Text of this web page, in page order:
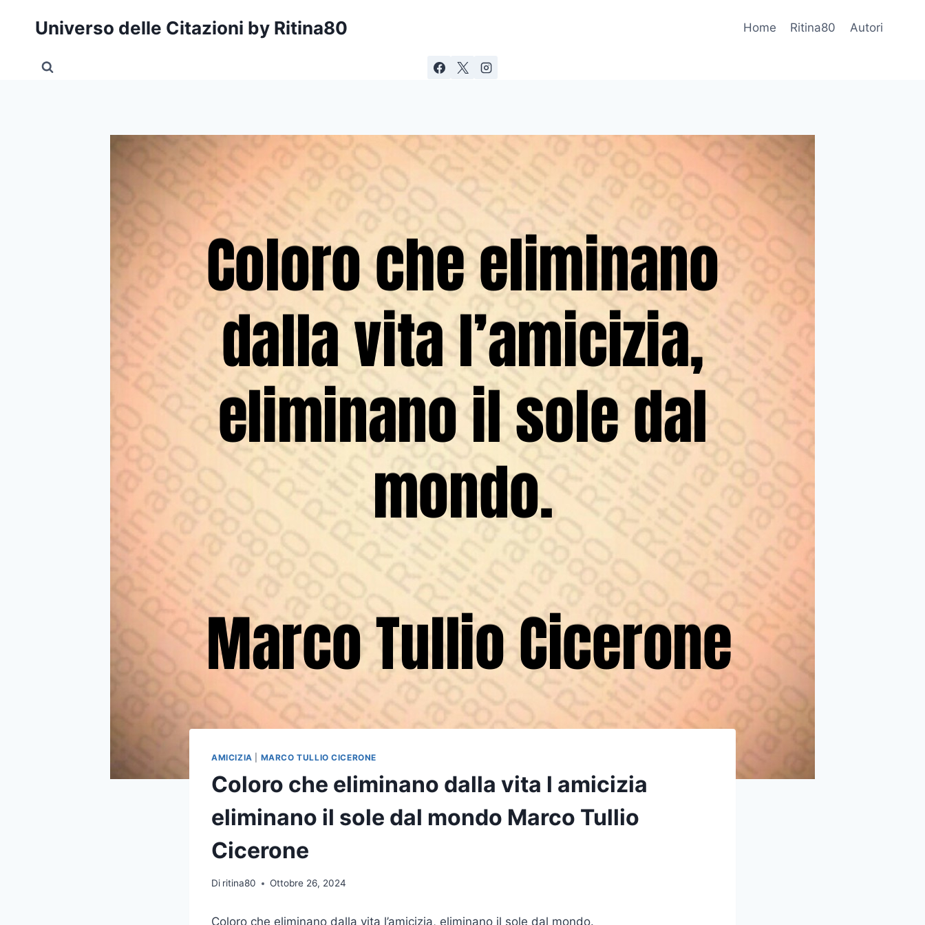
Universo delle Citazioni by Ritina80 Home Ritina80 Autori
AMICIZIA MARCO TULLIO CICERONE
Coloro che eliminano dalla vita l amicizia
eliminano il sole dal mondo Marco Tullio
Cicerone
Di ritina80 Ottobre 26, 2024
Coloro che eliminano dalla vita l’amicizia, eliminano il sole dal mondo.